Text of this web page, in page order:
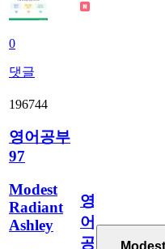
0
댓글
196744
영어공부
97
Modest
Radiant
Ashley
영
어
공
Modest